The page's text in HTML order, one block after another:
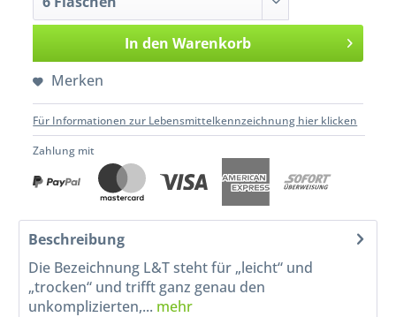
In den Warenkorb
Merken
Für Informationen zur Lebensmittelkennzeichnung hier klicken
Zahlung mit
Beschreibung
Die Bezeichnung L&T steht für „leicht“ und
„trocken“ und trifft ganz genau den
unkomplizierten,... mehr